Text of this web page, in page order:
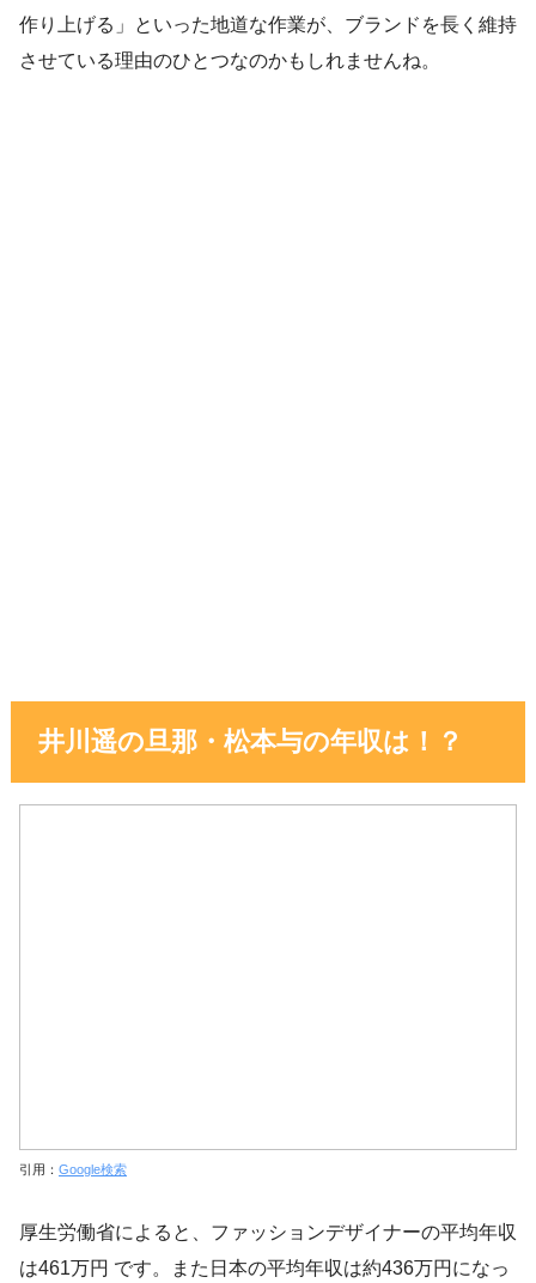
作り上げる」といった地道な作業が、ブランドを長く維持
させている理由のひとつなのかもしれませんね。
井川遥の旦那・松本与の年収は！？
引用： Google検索
厚生労働省によると、ファッションデザイナーの平均年収
は461万円 です。また日本の平均年収は約436万円になっ